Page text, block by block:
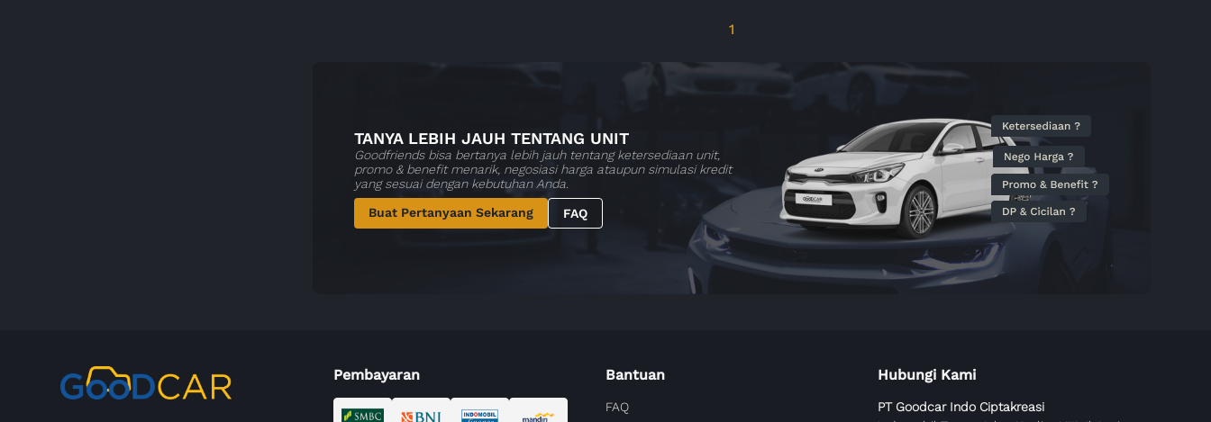
1
TANYA LEBIH JAUH TENTANG UNIT
Goodfriends bisa bertanya lebih jauh tentang ketersediaan unit,
promo & benefit menarik, negosiasi harga ataupun simulasi kredit
yang sesuai dengan kebutuhan Anda.
Buat Pertanyaan Sekarang
FAQ
Pembayaran Bantuan
FAQ
Hubungi Kami
PT Goodcar Indo Ciptakreasi